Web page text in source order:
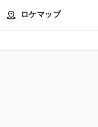
ロケマップ